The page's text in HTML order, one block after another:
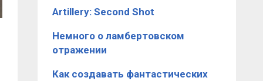
Artillery: Second Shot
Немного о ламбертовском
отражении
Как создавать фантастических